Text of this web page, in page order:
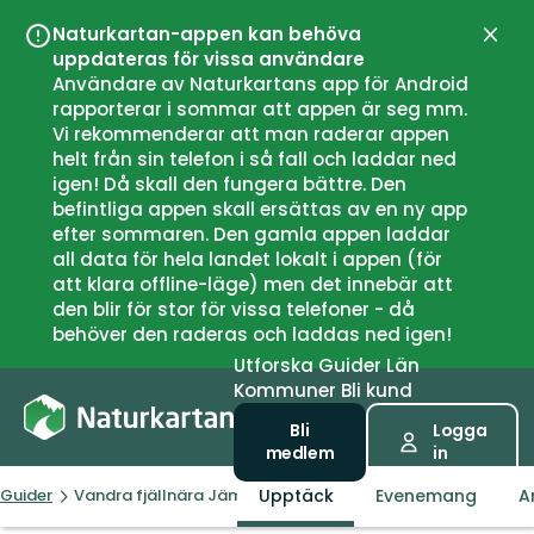
Naturkartan-appen kan behöva
uppdateras för vissa användare
Användare av Naturkartans app för Android
rapporterar i sommar att appen är seg mm.
Vi rekommenderar att man raderar appen
helt från sin telefon i så fall och laddar ned
igen! Då skall den fungera bättre. Den
befintliga appen skall ersättas av en ny app
efter sommaren. Den gamla appen laddar
all data för hela landet lokalt i appen (för
att klara offline-läge) men det innebär att
den blir för stor för vissa telefoner - då
behöver den raderas och laddas ned igen!
UtforskaGuiderLän
Kommuner Bli kund
Bli
medlem
Logga
in
Guider Vandra fjällnära Jämtland-Härjedalen
Upptäck Evenemang